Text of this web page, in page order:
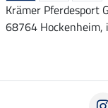
Krämer Pferdesport
68764 Hockenheim,